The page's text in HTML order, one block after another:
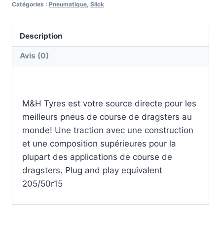
Catégories : Pneumatique, Slick
Description
Avis (0)
M&H Tyres est votre source directe pour les
meilleurs pneus de course de dragsters au
monde! Une traction avec une construction
et une composition supérieures pour la
plupart des applications de course de
dragsters. Plug and play equivalent
205/50r15